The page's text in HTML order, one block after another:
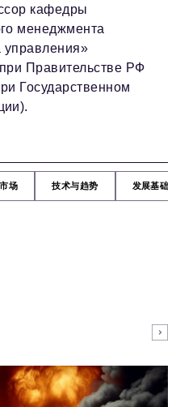
кафедры
менеджмента
Правительстве РФ
Государственном
场 技术与趋势 发展基础